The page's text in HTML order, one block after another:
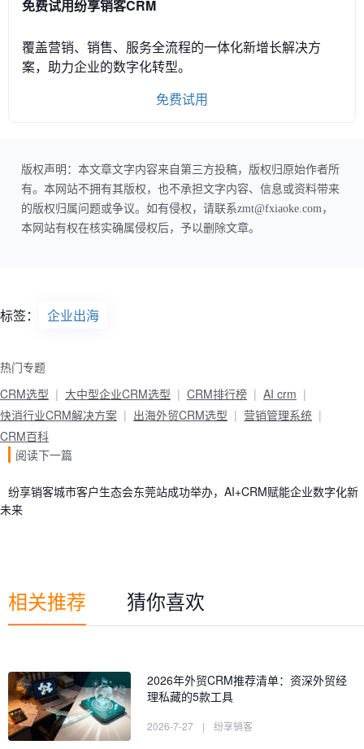
免费试用纷享销客CRM
覆盖营销、销售、服务全流程的一体化新增长解决方
案，助力企业的数字化转型。
免费试用
版权声明：本文章文字内容来自第三方投稿，版权归原始作者所
有。本网站不拥有其版权，也不承担文字内容、信息或资料带来
的版权归属问题或争议。如有侵权，请联系zmt@fxiaoke.com，
本网站有权在核实确属侵权后，予以删除文章。
标签： 企业出海
热门专题
CRM选型
大中型企业CRM选型 CRM排行榜
AI crm
快消行业CRM解决方案
出海外贸CRM选型
营销管理系统
CRM百科
阅读下一篇
纷享销客城市客户生态会东莞站成功举办，AI+CRM赋能企业数字化新
未来
相关推荐 猜你喜欢
2026年外贸CRM推荐清单：资深外贸经
理私藏的5款工具
2026-7-27 | 纷享销客